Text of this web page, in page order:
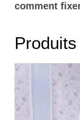
comment